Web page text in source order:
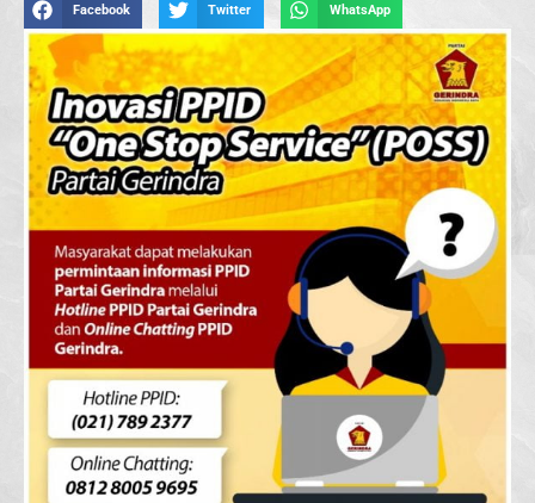
Facebook Twitter WhatsApp